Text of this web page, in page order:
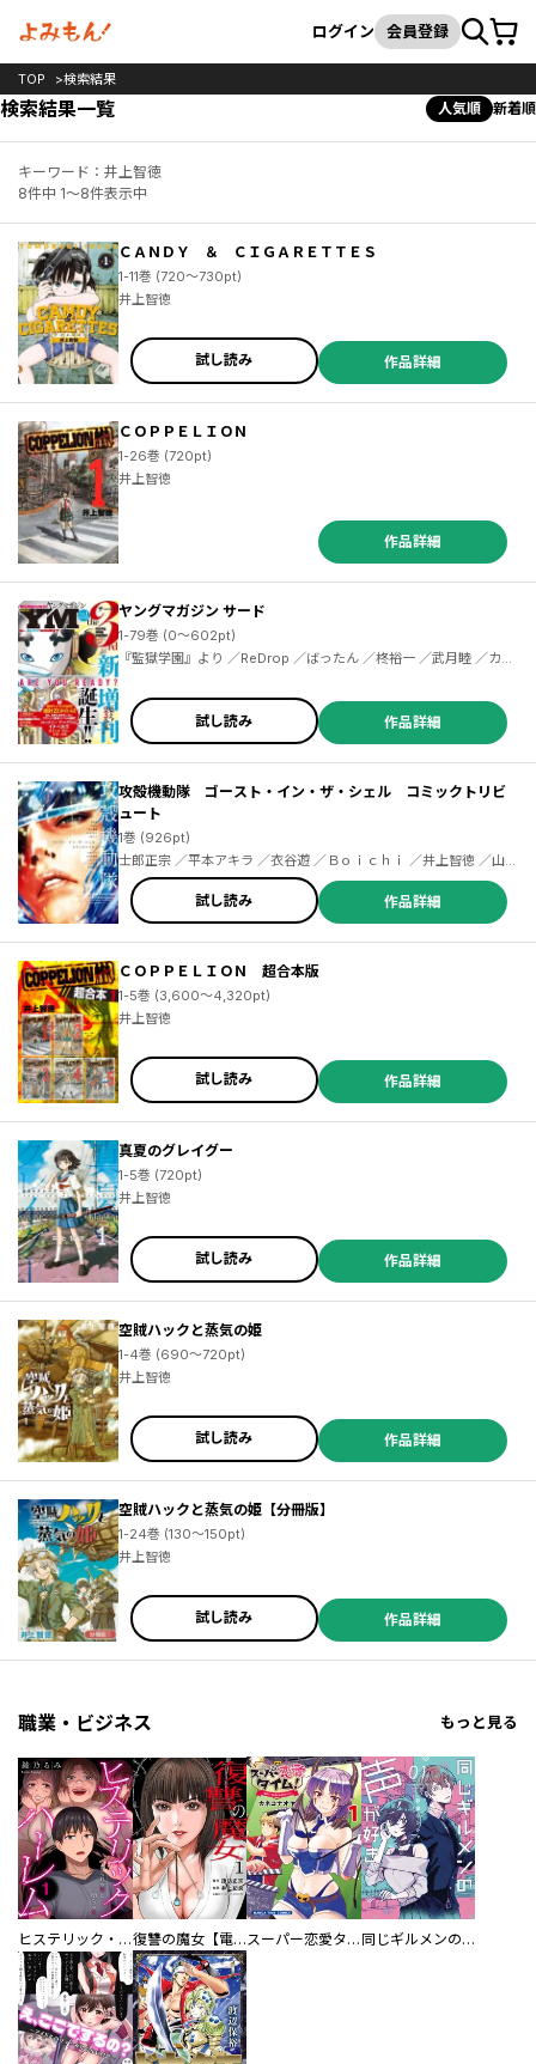
検索
ログイン 会員登録カート
TOP 検索結果
検索結果一覧 人気順 新着順
キーワード：井上智徳
8件中 1～8件表示中
ＣＡＮＤＹ ＆ ＣＩＧＡＲＥＴＴＥＳ
1-11巻 (720～730pt)
井上智徳
試し読み 作品詳細
ＣＯＰＰＥＬＩＯＮ
1-26巻 (720pt)
井上智徳
作品詳細
ヤングマガジン サード
1-79巻 (0～602pt)
『監獄学園』より ／ReDrop ／ばったん ／柊裕一 ／武月睦 ／カラスヤサトシ ／伊藤三巳華 ／柏木大樹 ／クール教信者 ／安井ミイト ／森よし ／マキヒロチ ／長田悠幸 ／梶原一騎 ／辻なおき ／小林且典 ／武田すん ／鈴木小波 ／鶴ゆみか ／野良しごと ／平本アキラ ／江戸パイン ／ペトス ／久米田康治 ／ヤス ／御影夏 ／篠丸のどか ／にんじゃむ ／ミサヲ ／茂木清香 ／西尾維新 ／光谷理 ／毛魂一直線 ／中村ジュンヤ ／吉谷光平 ／サンクス仮面 ／三島衛里子 ／支援ＢＩＳ ／菊石森生 ／井上智徳
試し読み 作品詳細
攻殻機動隊 ゴースト・イン・ザ・シェル コミックトリビ
ュート
1巻 (926pt)
士郎正宗 ／平本アキラ ／衣谷遊 ／Ｂｏｉｃｈｉ ／井上智徳 ／山本
マサユキ ／今井ユウ ／小池ノクト ／多田乃伸明 ／大山タクミ ／ト
ニーたけざき試し読み 作品詳細
ＣＯＰＰＥＬＩＯＮ 超合本版
1-5巻 (3,600～4,320pt)
井上智徳
試し読み 作品詳細
真夏のグレイグー
1-5巻 (720pt)
井上智徳
試し読み 作品詳細
空賊ハックと蒸気の姫
1-4巻 (690～720pt)
井上智徳
試し読み 作品詳細
空賊ハックと蒸気の姫【分冊版】
1-24巻 (130～150pt)
井上智徳
試し読み 作品詳細
職業・ビジネス もっと見る
ヒステリック・ハーレム～搾られる男と堕ちる女～【電子単行本版】 復讐の魔女【電子単行本版】 スーパー恋愛タイム！～現場でドＳな彼女は自宅でデレる～ 同じギルメンの声が好き